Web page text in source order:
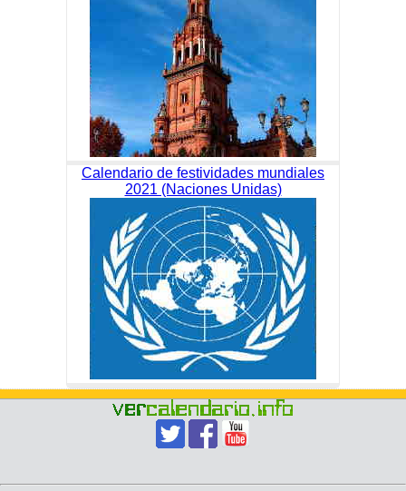
Calendario de festividades mundiales
2021 (Naciones Unidas)